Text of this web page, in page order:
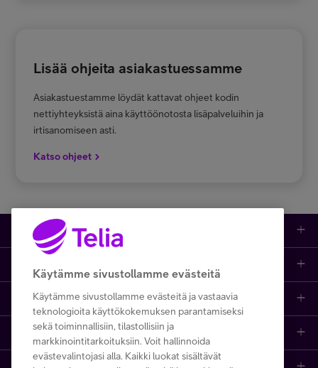
Lisää ohjeita asiakastuessamme
Asiakastuestamme löydät kattavat ohjeet kodin
nettiyhteyksistä aina käyttöönotosta lisäpalveluihin ja
irtisanomiseen asti.
Katso ohjeet
Kauppa
Puhelinliittymät
Mobiililaajakaista
Tarjoukset
iPhone 17
Asiakastuki netissä
Etsi apua ja ohjeita
Ota yhteyttä
Käytämme sivustollamme evästeitä
Käytämme sivustollamme evästeitä ja vastaavia
teknologioita käyttökokemuksen parantamiseksi
sekä toiminnallisiin, tilastollisiin ja
markkinointitarkoituksiin. Voit hallinnoida
evästevalintojasi alla. Kaikki luokat sisältävät